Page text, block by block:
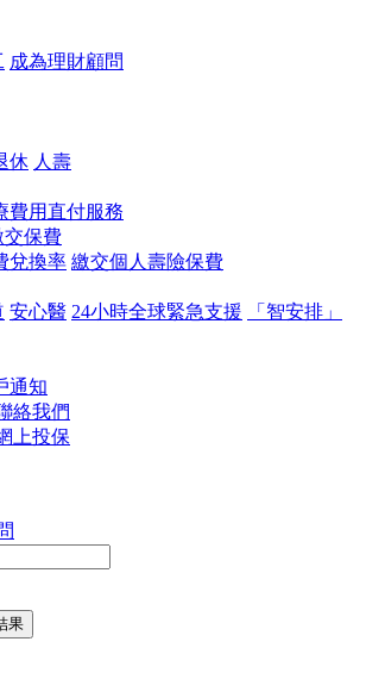
成為理財顧問
休 人壽
費用直付服務
交保費
兌換率 繳交個人壽險保費
安心醫 24小時全球緊急支援
「智安排」
通知
絡我們
上投保
果